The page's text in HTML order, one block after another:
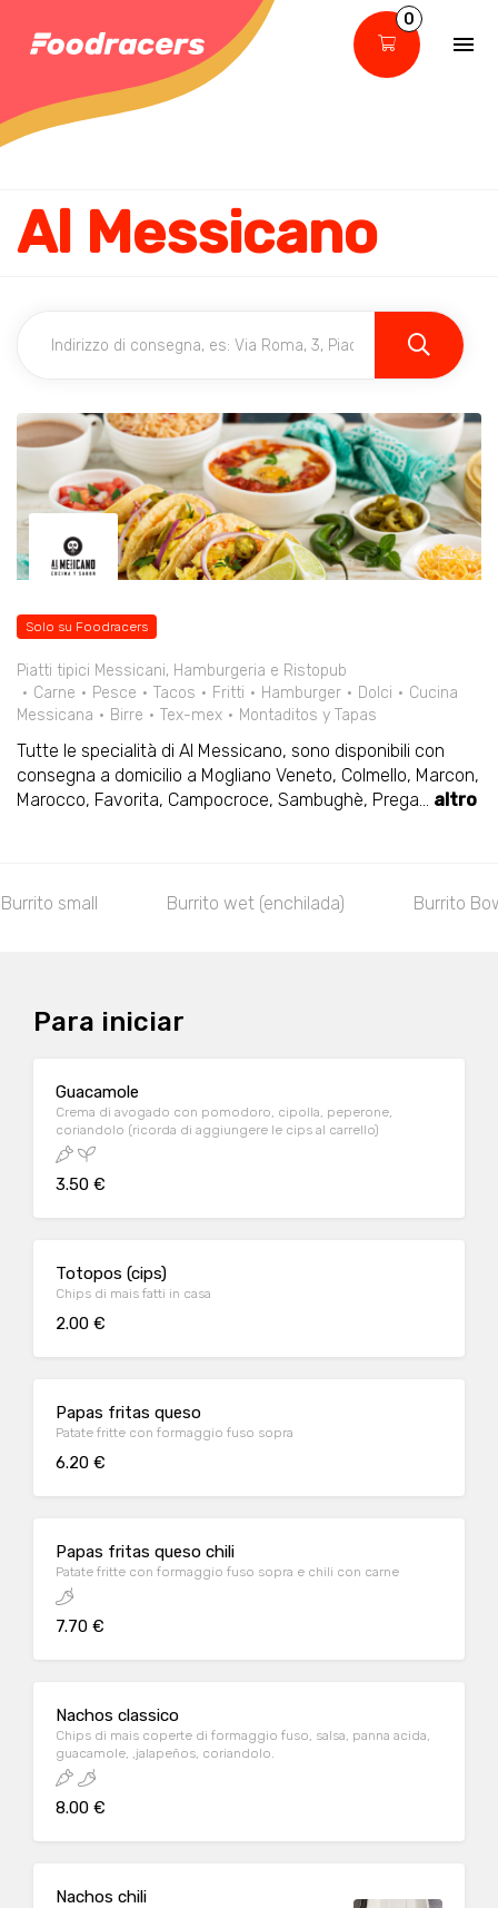
0
Al Messicano
Solo su Foodracers
Piatti tipici Messicani, Hamburgeria e Ristopub
Carne
Pesce Tacos Fritti Hamburger Dolci
Cucina
Messicana
Birre Tex-mex Montaditos y Tapas
Tutte le specialità di Al Messicano, sono disponibili con
consegna a domicilio a Mogliano Veneto, Colmello, Marcon,
Marocco, Favorita, Campocroce, Sambughè, Prega... altro
Burrito small Burrito wet (enchilada) Burrito
Para iniciar
Guacamole
Crema di avogado con pomodoro, cipolla, peperone,
coriandolo (ricorda di aggiungere le cips al carrello)
3.50 €
Totopos (cips)
Chips di mais fatti in casa
2.00 €
Papas fritas queso
Patate fritte con formaggio fuso sopra
6.20 €
Papas fritas queso chili
Patate fritte con formaggio fuso sopra e chili con carne
7.70 €
Nachos classico
Chips di mais coperte di formaggio fuso, salsa, panna acida,
guacamole, ,jalapeños, coriandolo.
8.00 €
Nachos chili